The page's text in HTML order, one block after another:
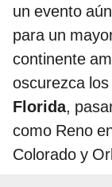
un evento
para un
continente
oscurezca
Florida,
como Reno
Colorado y